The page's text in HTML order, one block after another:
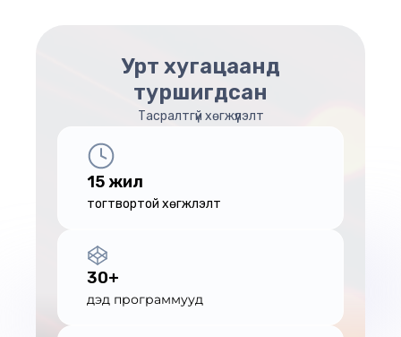
Урт хугацаанд
туршигдсан
Тасралтгүй хөгжүүлэлт
15 жил
тогтвортой хөгжүүлэлт
30+
дэд программууд